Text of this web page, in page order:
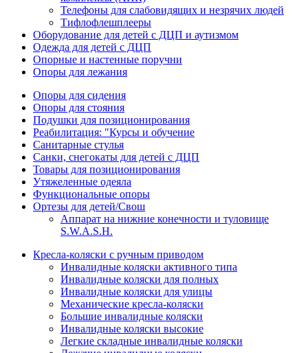
Телефоны для слабовидящих и незрячих людей
Тифлофлешплееры
Оборудование для детей с ДЦП и аутизмом
Одежда для детей с ДЦП
Опорные и настенные поручни
Опоры для лежания
Опоры для сидения
Опоры для стояния
Подушки для позиционирования
Реабилитация: "Курсы и обучение
Санитарные стулья
Санки, снегокаты для детей с ДЦП
Товары для позиционирования
Утяжеленные одеяла
Функциональные опоры
Ортезы для детей/Свош
Аппарат на нижние конечности и туловище
S.W.A.S.H.
Кресла-коляски с ручным приводом
Инвалидные коляски активного типа
Инвалидные коляски для полных
Инвалидные коляски для улицы
Механические кресла-коляски
Большие инвалидные коляски
Инвалидные коляски высокие
Легкие складные инвалидные коляски